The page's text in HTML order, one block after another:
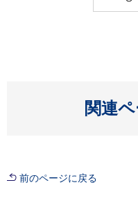
関連
前のページに戻る